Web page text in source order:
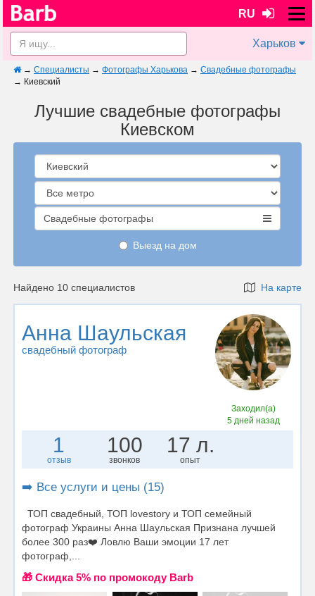
RU
Харьков
→ Специалисты → Фотографы Харькова → Свадебные фотографы
→ Киевский
Лучшие свадебные фотографы
Киевском
Свадебные фотографы
Выезд на дом
Найдено 10 специалистов На карте
Анна Шаульская
свадебный фотограф
Заходил(а)
5 дней назад
1
отзыв
100
звонков
17 л.
опыт
➡️ Все услуги и цены (15)
ТОП свадебный, ТОП lovestory и ТОП семейный
фотограф Украины Анна Шаульская Признана лучшей
более 300 раз❤️ Ловлю Ваши эмоции 17 лет
фотограф,...
🎁 Cкидка 5% по промокоду Barb